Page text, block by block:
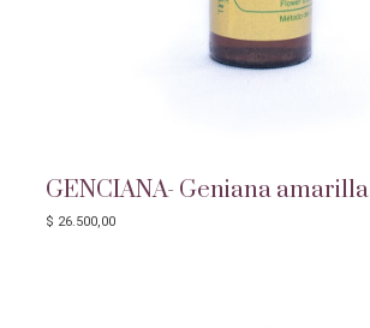
GENCIANA- Geniana amarilla
$ 26.500,00